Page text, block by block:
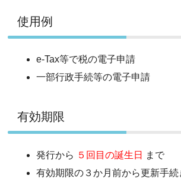
使用例
e-Tax等で税の電子申請
一部行政手続等の電子申請
有効期限
発行から ５回目の誕生日
まで
有効期限の３か月前から更新手続